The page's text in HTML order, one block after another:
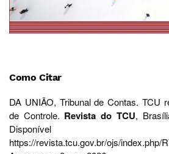
Como Citar
DA UNIÃO, Tribunal de Contas. TCU
de Controle. Revista do TCU,
https://revista.tcu.gov.br/ojs/index.php/